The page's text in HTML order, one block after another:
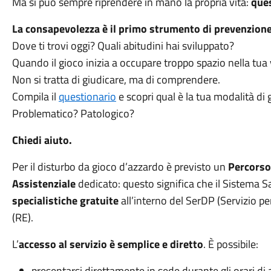
La consapevolezza è il primo strumento di
Dove ti trovi oggi? Quali abitudini hai sviluppato?
Quando il gioco inizia a occupare troppo spazio nella tua
Non si tratta di giudicare, ma di comprendere.
Compila il questionario e scopri qual è la tua modalità
Problematico? Patologico?
Chiedi aiuto.
Per il disturbo da gioco d’azzardo è previsto un
Assistenzialededicato: questo significa che il Sistema
specialistiche gratuiteall’interno del SerDP (Servizio
(RE).
L’accesso al servizio è semplice e diretto. È possibile: